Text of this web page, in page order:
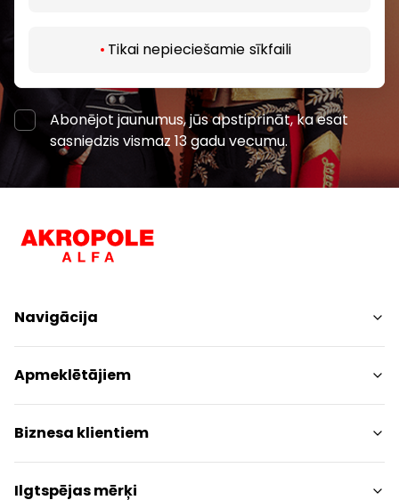
Tikai nepieciešamie sīkfaili
Abonējot jaunumus, jūs apstiprināt, ka esat
sasniedzis vismaz 13 gadu vecumu.
Navigācija
Iepirkšanās
Pakalpojumi
Izklaides
Restorāni
Apmeklētājiem
Centra plāns
Dzīvniekiem draudzīgs
Kontakti
Biznesa klientiem
Kontakti
Ilgtspējas mērķi